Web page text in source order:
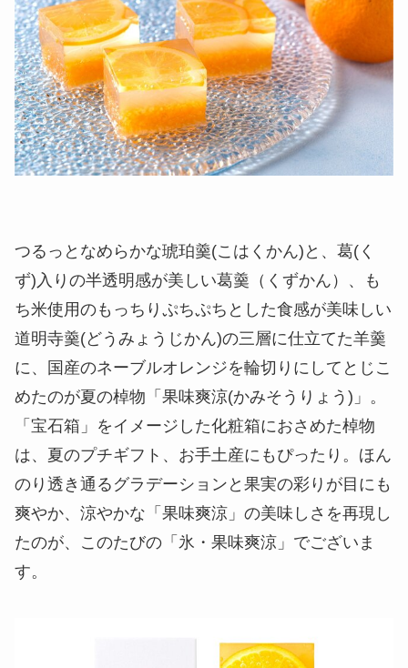
つるっとなめらかな琥珀羹(こはくかん)と、葛(く
ず)入りの半透明感が美しい葛羹（くずかん）、も
ち米使用のもっちりぷちぷちとした食感が美味しい
道明寺羹(どうみょうじかん)の三層に仕立てた羊羹
に、国産のネーブルオレンジを輪切りにしてとじこ
めたのが夏の棹物「果味爽涼(かみそうりょう)」。
「宝石箱」をイメージした化粧箱におさめた棹物
は、夏のプチギフト、お手土産にもぴったり。ほん
のり透き通るグラデーションと果実の彩りが目にも
爽やか、涼やかな「果味爽涼」の美味しさを再現し
たのが、このたびの「氷・果味爽涼」でございま
す。